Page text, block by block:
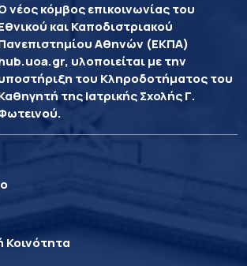
νέος κόμβος επικοινωνίας του
και Καποδιστριακού
Αθηνών (ΕΚΠΑ)
υλοποιείται με την
του Κληροδοτήματος του
της Ιατρικής Σχολής Γ.
Κοινότητα